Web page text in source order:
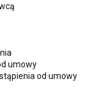
umowy
od umowy